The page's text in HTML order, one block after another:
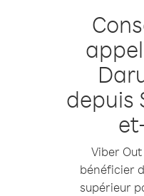
depuis
Viber
bénéficier
supérieur